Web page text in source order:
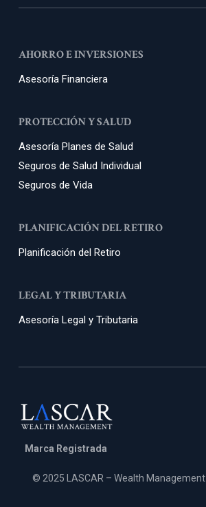
AHORRO E INVERSIONES
Asesoría Financiera
PROTECCIÓN Y SALUD
Asesoría Planes de Salud
Seguros de Salud Individual
Seguros de Vida
PLANIFICACIÓN DEL RETIRO
Planificación del Retiro
LEGAL Y TRIBUTARIA
Asesoría Legal y Tributaria
Marca Registrada
© 2025 LASCAR – Wealth Management